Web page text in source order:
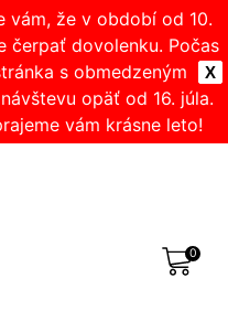
X
vám, že v období od 10.
čerpať dovolenku. Počas
s obmedzeným
opäť od 16. júla.
vám krásne leto!
0